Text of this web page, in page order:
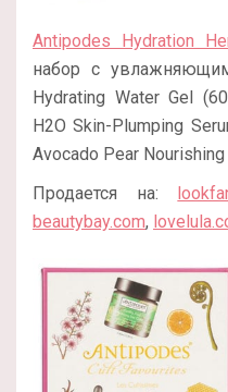
Antipodes Hydration
набор с
Hydrating Water Gel
H2O Skin-Plumping
Avocado Pear
Продается на:
beautybay.com,